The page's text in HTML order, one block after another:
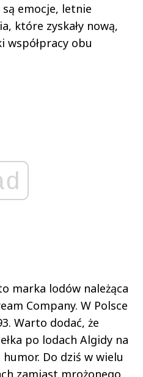
emocje, letnie
które zyskały nową,
współpracy obu
marka lodów należąca
Company. W Polsce
Warto dodać, że
po lodach Algidy na
humor. Do dziś w wielu
zamiast mrożonego